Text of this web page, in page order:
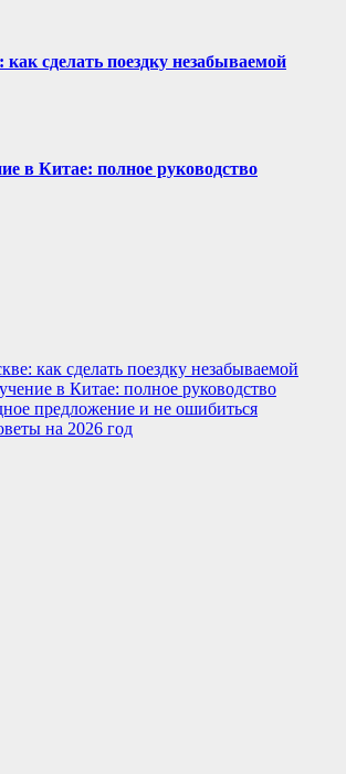
сделать поездку незабываемой
в Китае: полное руководство
как сделать поездку незабываемой
в Китае: полное руководство
предложение и не ошибиться
на 2026 год